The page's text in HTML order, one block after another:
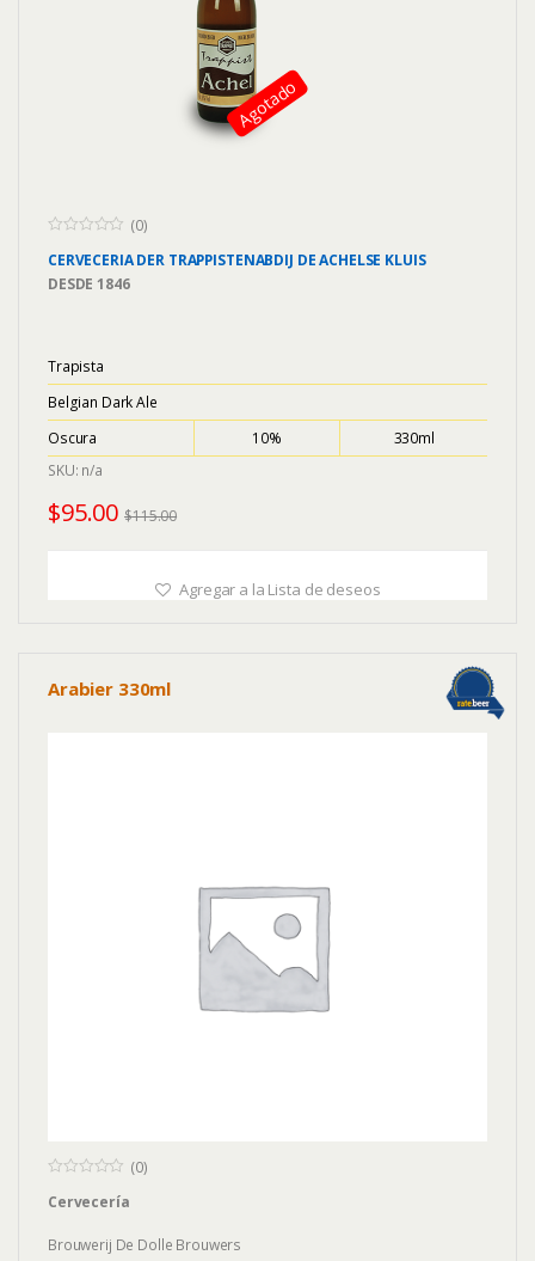
Agotado
o
t
(0)
CERVECERIA DER TRAPPISTENABDIJ DE ACHELSE KLUIS
DESDE 1846
Trapista
Belgian Dark Ale
Oscura
10%
330ml
SKU: n/a
$95.00 $115.00
Agregar a la Lista de deseos
Arabier 330ml
o
o
(0)
Cervecería
Brouwerij De Dolle Brouwers